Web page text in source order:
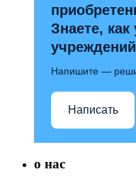
Знаете,
Напишите —
Написать
о нас